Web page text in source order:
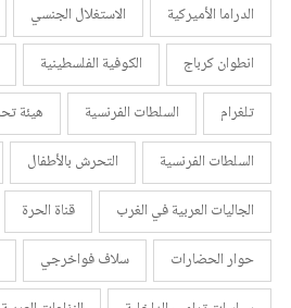
الدراما الأميركية
الاستغلال الجنسي
انطوان كرباج
الكوفية الفلسطينية
تلغرام
السلطات الفرنسية هيئة
السلطات الفرنسية
التحرش بالأطفال
الجاليات العربية في الغرب
قناة الحرة
حوار الحضارات
سلاف فواخرجي